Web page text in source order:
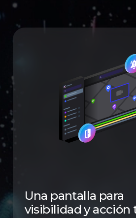
Una pantalla para
visibilidad y acción